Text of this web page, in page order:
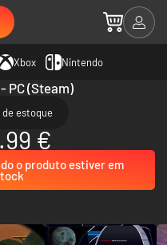
Xbox Nintendo
PC (Steam)
de estoque
€
o produto estiver em